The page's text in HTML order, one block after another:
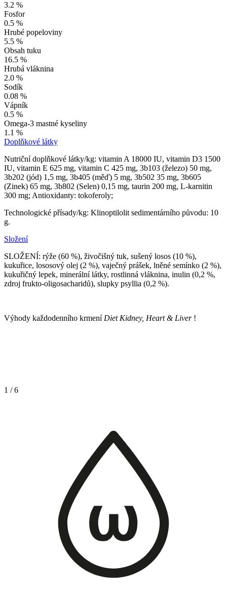
3.2 %
Fosfor
0.5 %
Hrubé popeloviny
5.5 %
Obsah tuku
16.5 %
Hrubá vláknina
2.0 %
Sodík
0.08 %
Vápník
0.5 %
Omega-3 mastné kyseliny
1.1 %
Doplňkové látky
Nutriční doplňkové látky/kg: vitamin A 18000 IU, vitamin D3 1500
IU, vitamin E 625 mg, vitamin C 425 mg, 3b103 (železo) 50 mg,
3b202 (jód) 1,5 mg, 3b405 (měď) 5 mg, 3b502 35 mg, 3b605
(Zinek) 65 mg, 3b802 (Selen) 0,15 mg, taurin 200 mg, L-karnitin
300 mg; Antioxidanty: tokoferoly;
Technologické přísady/kg: Klinoptilolit sedimentárního původu: 10
g.
Složení
SLOŽENÍ: rýže (60 %), živočišný tuk, sušený losos (10 %),
kukuřice, lososový olej (2 %), vaječný prášek, lněné semínko (2 %),
kukuřičný lepek, minerální látky, rostlinná vláknina, inulin (0,2 %,
zdroj frukto-oligosacharidů), slupky psyllia (0,2 %).
Výhody každodenního krmení Diet Kidney, Heart & Liver!
1 /6